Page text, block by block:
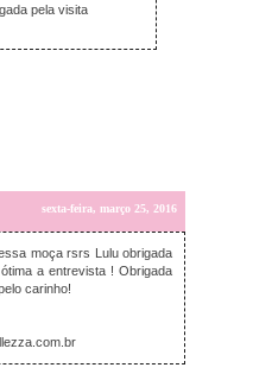
pela visita
sexta-feira, março 25, 2016
moça rsrs Lulu obrigada
a entrevista ! Obrigada
carinho!